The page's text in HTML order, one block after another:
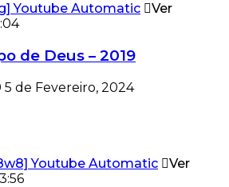
Ver
de Deus – 2019
5 de Fevereiro, 2024
Ver